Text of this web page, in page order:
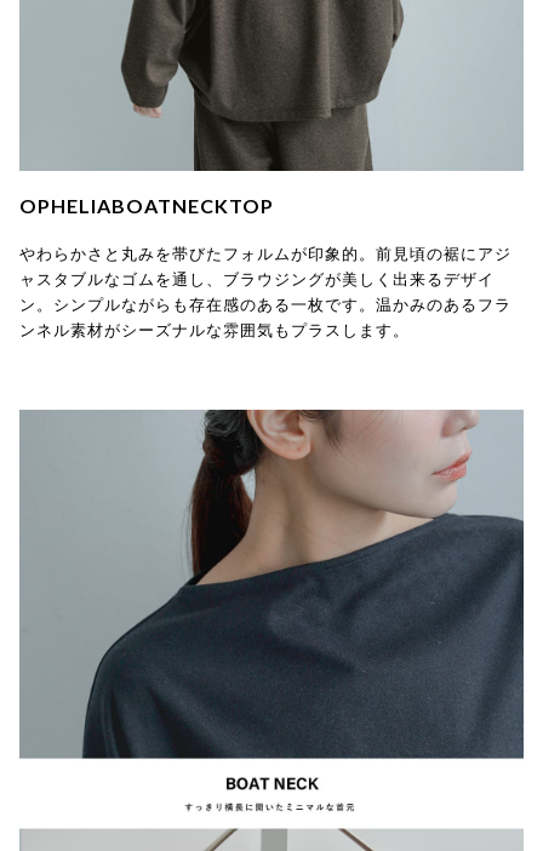
OPHELIABOATNECKTOP
やわらかさと丸みを帯びたフォルムが印象的。前見頃の裾にアジ
ャスタブルなゴムを通し、ブラウジングが美しく出来るデザイ
ン。シンプルながらも存在感のある一枚です。温かみのあるフラ
ンネル素材がシーズナルな雰囲気もプラスします。